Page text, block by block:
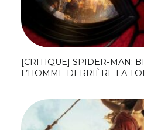
[CRITIQUE] SPIDER-MAN:
L’HOMME DERRIÈRE LA